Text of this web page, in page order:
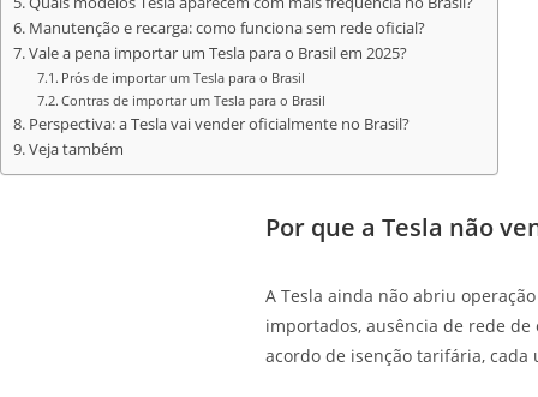
Manutenção e recarga: como funciona sem rede oficial?
Vale a pena importar um Tesla para o Brasil em 2025?
Prós de importar um Tesla para o Brasil
Contras de importar um Tesla para o Brasil
Perspectiva: a Tesla vai vender oficialmente no Brasil?
Veja também
Por que a Tesla não
A Tesla ainda não abriu
importados, ausência de rede
acordo de isenção tarifária,